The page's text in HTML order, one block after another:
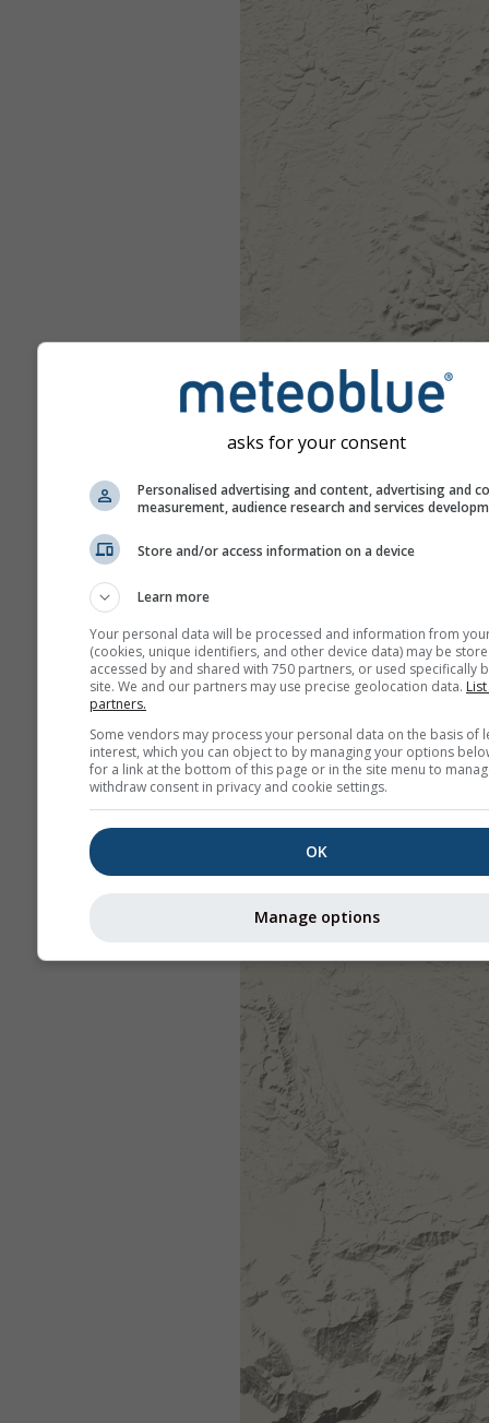
asks for your consent
Personalised advertising and content, advertising and
measurement, audience research and services
Store and/or access information on a device
Learn more
Your personal data will be processed and information from
(cookies, unique identifiers, and other device data) may be
accessed by and shared with 750 partners, or used specifically
site. We and our partners may use precise geolocation data.
partners.
Some vendors may process your personal data on the basis of
interest, which you can object to by managing your options
for a link at the bottom of this page or in the site menu to
withdraw consent in privacy and cookie settings.
OK
Manage options